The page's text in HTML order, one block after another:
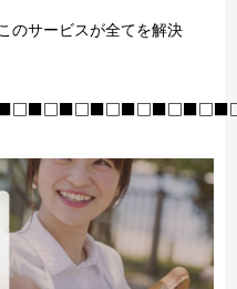
のサービスが全てを解決